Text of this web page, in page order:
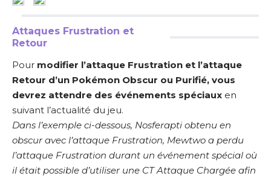
Attaques Frustration et
Retour
Pour modifier l’attaque Frustration et l’attaque
Retour d’un Pokémon Obscur ou Purifié, vous
devrez attendre des événements spéciaux en
suivant l’actualité du jeu.
Dans l’exemple ci-dessous, Nosferapti obtenu en
obscur avec l’attaque Frustration, Mewtwo a perdu
l’attaque Frustration durant un événement spécial où
il était possible d’utiliser une CT Attaque Chargée afin